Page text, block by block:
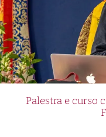
Palestra e curso